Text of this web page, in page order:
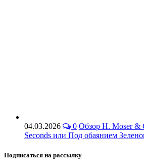
04.03.2026 0 Обзор H. Moser &
Seconds или Под обаянием
Подписаться на рассылку